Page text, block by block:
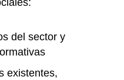
del sector y
existentes,